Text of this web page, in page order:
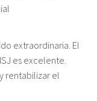
extraordinaria. El
es excelente.
rentabilizar el